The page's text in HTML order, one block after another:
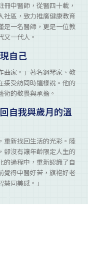
中醫師，從醫四十載，
社區，致力推廣健康教育
是一名醫師，更是一位教
一代人。
自己
曲家。」著名鋼琴家、教
接受訪問時這樣說。他的
的敬畏與承擔。
自我與歲月的溫
重新找回生活的光彩。陸
卻沒有讓年齡限定人生的
的過程中，重新認識了自
覺得中醫好苦，旗袍好老
同美感。」